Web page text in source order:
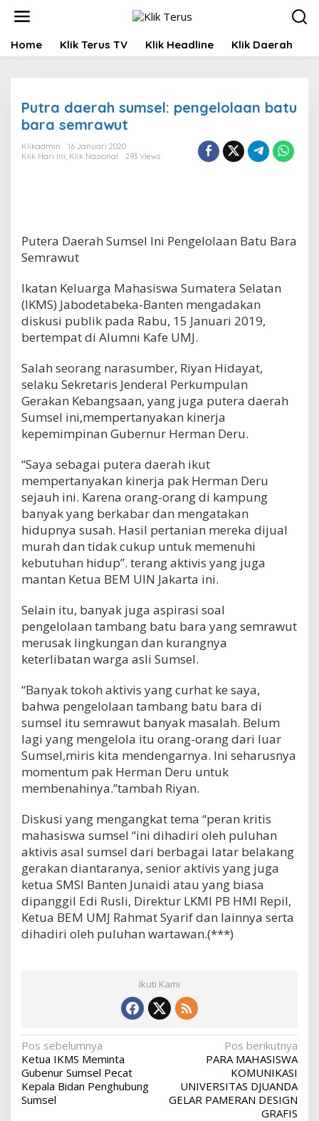
t
Home Klik Terus TV Klik Headline Klik Daerah
Putra daerah sumsel: pengelolaan batu
bara semrawut
Klikadmin
16 Januari 2020
Klik Hari Ini, Klik Nasional 293 Views
Putera Daerah Sumsel Ini Pengelolaan Batu Bara
Semrawut
Ikatan Keluarga Mahasiswa Sumatera Selatan
(IKMS) Jabodetabeka-Banten mengadakan
diskusi publik pada Rabu, 15 Januari 2019,
bertempat di Alumni Kafe UMJ.
Salah seorang narasumber, Riyan Hidayat,
selaku Sekretaris Jenderal Perkumpulan
Gerakan Kebangsaan, yang juga putera daerah
Sumsel ini,mempertanyakan kinerja
kepemimpinan Gubernur Herman Deru.
“Saya sebagai putera daerah ikut
mempertanyakan kinerja pak Herman Deru
sejauh ini. Karena orang-orang di kampung
banyak yang berkabar dan mengatakan
hidupnya susah. Hasil pertanian mereka dijual
murah dan tidak cukup untuk memenuhi
kebutuhan hidup”. terang aktivis yang juga
mantan Ketua BEM UIN Jakarta ini.
Selain itu, banyak juga aspirasi soal
pengelolaan tambang batu bara yang semrawut
merusak lingkungan dan kurangnya
keterlibatan warga asli Sumsel.
“Banyak tokoh aktivis yang curhat ke saya,
bahwa pengelolaan tambang batu bara di
sumsel itu semrawut banyak masalah. Belum
lagi yang mengelola itu orang-orang dari luar
Sumsel,miris kita mendengarnya. Ini seharusnya
momentum pak Herman Deru untuk
membenahinya.”tambah Riyan.
Diskusi yang mengangkat tema “peran kritis
mahasiswa sumsel “ini dihadiri oleh puluhan
aktivis asal sumsel dari berbagai latar belakang
gerakan diantaranya, senior aktivis yang juga
ketua SMSI Banten Junaidi atau yang biasa
dipanggil Edi Rusli, Direktur LKMI PB HMI Repil,
Ketua BEM UMJ Rahmat Syarif dan lainnya serta
dihadiri oleh puluhan wartawan.(***)
Ikuti Kami
N
a
v
i
Pos sebelumnya
Ketua IKMS Meminta
Gubenur Sumsel Pecat
Kepala Bidan Penghubung
Sumsel
Pos berikutnya
PARA MAHASISWA
KOMUNIKASI
UNIVERSITAS DJUANDA
GELAR PAMERAN DESIGN
GRAFIS